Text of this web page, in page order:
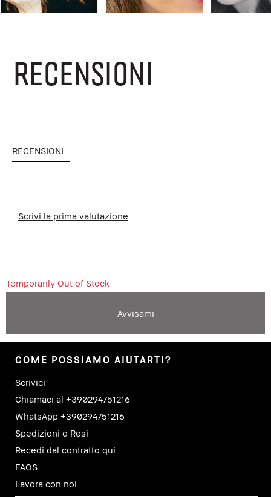
RECENSIONI
RECENSIONI
Scrivi la prima valutazione
Temporarily Out of Stock
Avvisami
COME POSSIAMO AIUTARTI?
Scrivici
Chiamaci al +390294751216
WhatsApp +390294751216
Spedizioni e Resi
Recedi dal contratto qui
FAQS
Lavora con noi